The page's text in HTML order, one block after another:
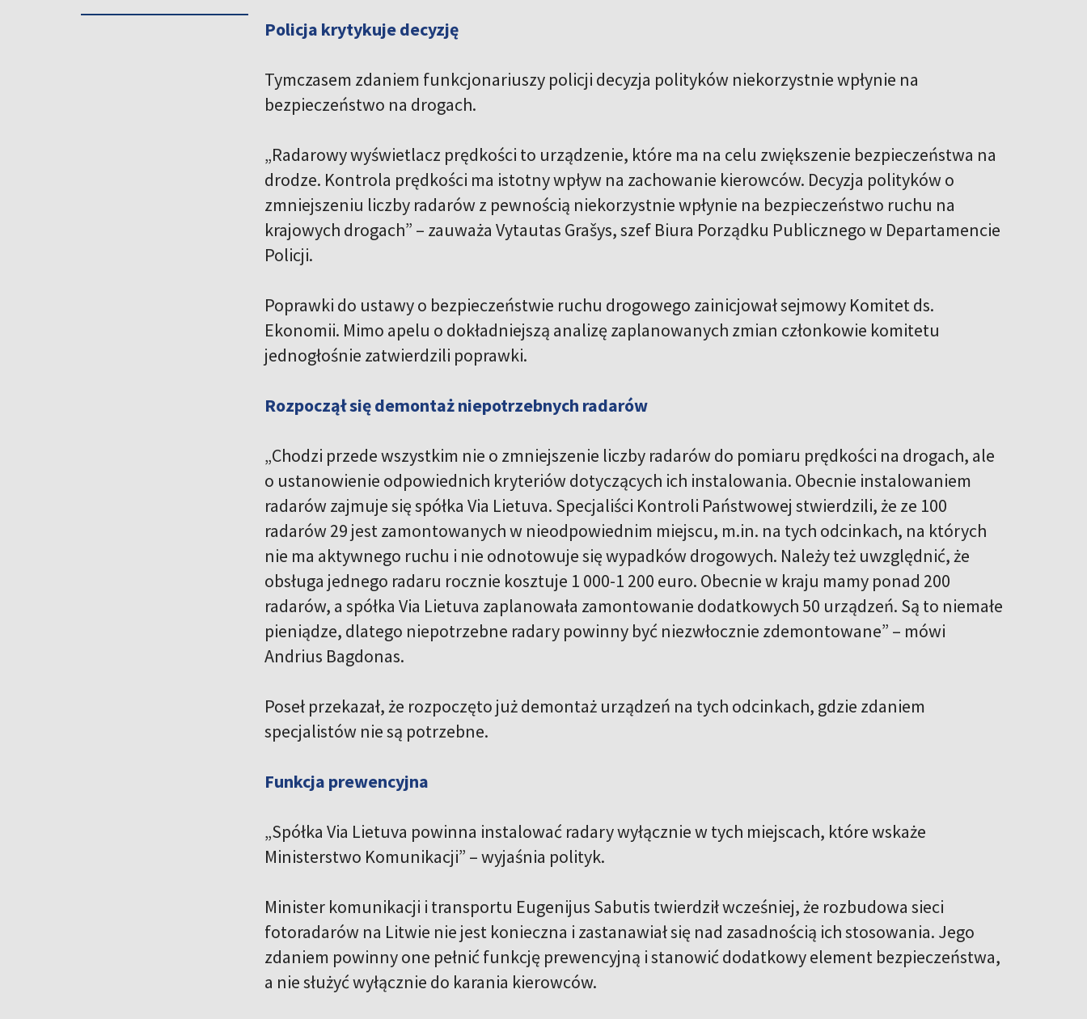
Policja krytykuje decyzję
Tymczasem zdaniem funkcjonariuszy policji decyzja polityków niekorzystnie wpłynie na
bezpieczeństwo na drogach.
„Radarowy wyświetlacz prędkości to urządzenie, które ma na celu zwiększenie bezpieczeństwa na
drodze. Kontrola prędkości ma istotny wpływ na zachowanie kierowców. Decyzja polityków o
zmniejszeniu liczby radarów z pewnością niekorzystnie wpłynie na bezpieczeństwo ruchu na
krajowych drogach” – zauważa Vytautas Grašys, szef Biura Porządku Publicznego w Departamencie
Policji.
Poprawki do ustawy o bezpieczeństwie ruchu drogowego zainicjował sejmowy Komitet ds.
Ekonomii. Mimo apelu o dokładniejszą analizę zaplanowanych zmian członkowie komitetu
jednogłośnie zatwierdzili poprawki.
Rozpoczął się demontaż niepotrzebnych radarów
„Chodzi przede wszystkim nie o zmniejszenie liczby radarów do pomiaru prędkości na drogach, ale
o ustanowienie odpowiednich kryteriów dotyczących ich instalowania. Obecnie instalowaniem
radarów zajmuje się spółka Via Lietuva. Specjaliści Kontroli Państwowej stwierdzili, że ze 100
radarów 29 jest zamontowanych w nieodpowiednim miejscu, m.in. na tych odcinkach, na których
nie ma aktywnego ruchu i nie odnotowuje się wypadków drogowych. Należy też uwzględnić, że
obsługa jednego radaru rocznie kosztuje 1 000-1 200 euro. Obecnie w kraju mamy ponad 200
radarów, a spółka Via Lietuva zaplanowała zamontowanie dodatkowych 50 urządzeń. Są to niemałe
pieniądze, dlatego niepotrzebne radary powinny być niezwłocznie zdemontowane” – mówi
Andrius Bagdonas.
Poseł przekazał, że rozpoczęto już demontaż urządzeń na tych odcinkach, gdzie zdaniem
specjalistów nie są potrzebne.
Funkcja prewencyjna
„Spółka Via Lietuva powinna instalować radary wyłącznie w tych miejscach, które wskaże
Ministerstwo Komunikacji” – wyjaśnia polityk.
Minister komunikacji i transportu Eugenijus Sabutis twierdził wcześniej, że rozbudowa sieci
fotoradarów na Litwie nie jest konieczna i zastanawiał się nad zasadnością ich stosowania. Jego
zdaniem powinny one pełnić funkcję prewencyjną i stanowić dodatkowy element bezpieczeństwa,
a nie służyć wyłącznie do karania kierowców.